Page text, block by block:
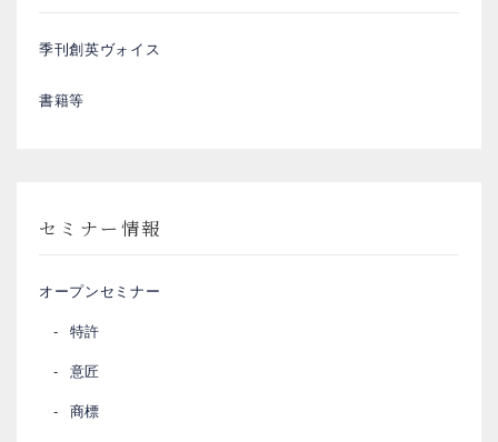
季刊創英ヴォイス
書籍等
セミナー情報
オープンセミナー
特許
意匠
商標